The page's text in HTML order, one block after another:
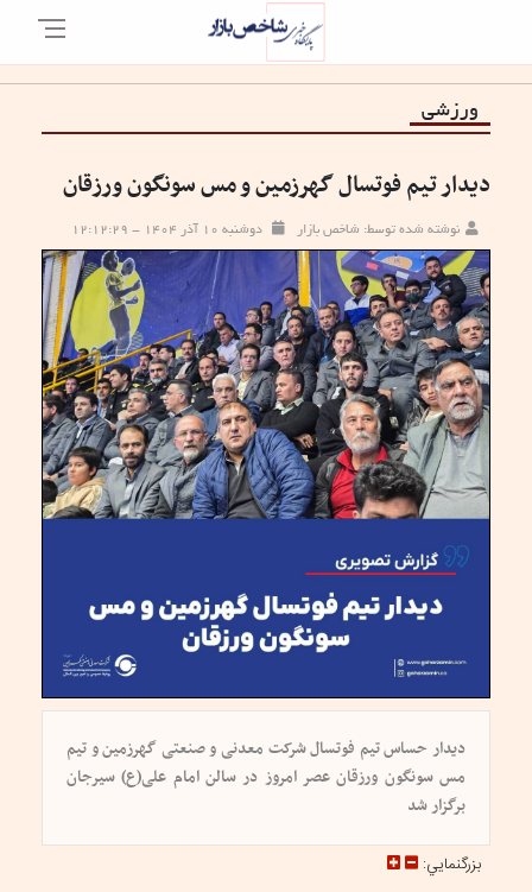
ورزشی
دیدار تیم فوتسال گهرزمین و مس سونگون ورزقان
نوشته شده توسط: شاخص بازار دوشنبه ۱۰ آذر ۱۴۰۴ - ۱۲:۱۲:۲۹
دیدار حساس تیم فوتسال شرکت معدنی و صنعتی گهرزمین و تیم
مس سونگون ورزقان عصر امروز در سالن امام علی(ع) سیرجان
برگزار شد
بزرگنمايي: